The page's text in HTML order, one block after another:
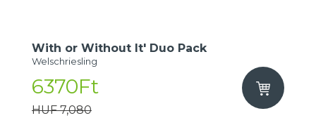
With or Without It' Duo Pack
Welschriesling
6370Ft
HUF 7,080